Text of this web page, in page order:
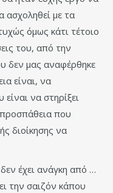
ασχοληθεί με τα
όμως κάτι τέτοιο
του, από την
δεν μας αναφέρθηκε
είναι, να
είναι να στηρίξει
που
διοίκησης να
έχει ανάγκη από …
την σαιζόν κάπου